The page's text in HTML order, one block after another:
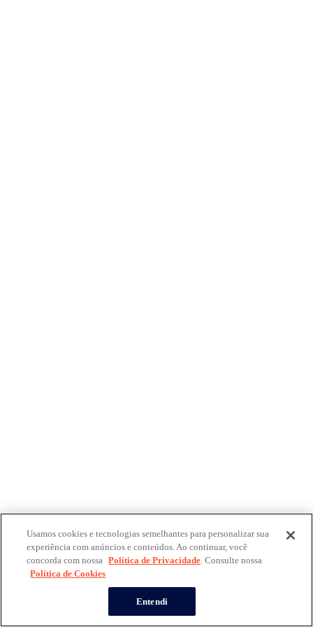
Usamos cookies e tecnologias semelhantes para personalizar sua
experiência com anúncios e conteúdos. Ao continuar, você
concorda com nossa Política de Privacidade. Consulte nossa
Política de Cookies
Entendi